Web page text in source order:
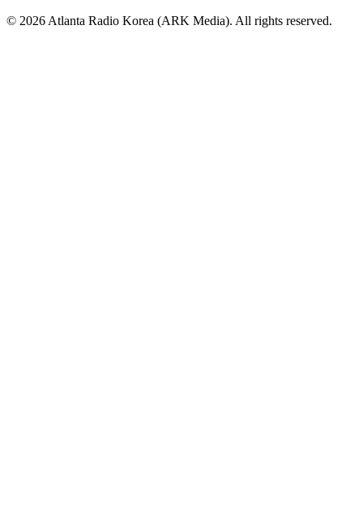
© 2026 Atlanta Radio Korea (ARK Media). All rights reserved.